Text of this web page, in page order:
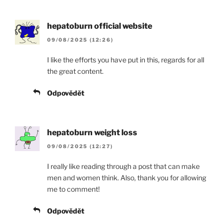
hepatoburn official website
09/08/2025 (12:26)
I like the efforts you have put in this, regards for all
the great content.
Odpovědět
hepatoburn weight loss
09/08/2025 (12:27)
I really like reading through a post that can make
men and women think. Also, thank you for allowing
me to comment!
Odpovědět